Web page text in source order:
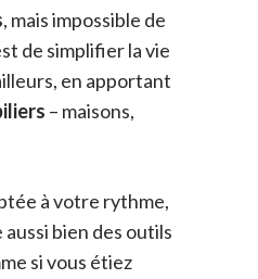
, mais impossible de
de simplifier la vie
en apportant
– maisons,
à votre rythme,
bien des outils
si vous étiez